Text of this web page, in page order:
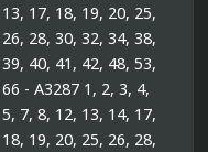
13, 17, 18, 19, 20, 25,
26, 28, 30, 32, 34, 38,
39, 40, 41, 42, 48, 53,
66 - A3287 1, 2, 3, 4,
5, 7, 8, 12, 13, 14, 17,
18, 19, 20, 25, 26, 28,